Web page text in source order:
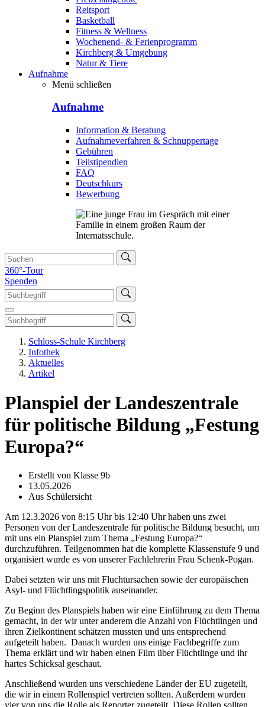
Reitsport
Basketball
Fitness & Wellness
Wochenend- & Ferienprogramm
Kirchberg & Umgebung
Natur & Tiere
Aufnahme
Menü schließen
Aufnahme
Information & Beratung
Aufnahmeverfahren & Schnuppertage
Gebühren
Teilstipendien
FAQ
Deutschkurs
Bewerbung
360°-Tour
Spenden
Schloss-Schule Kirchberg
Infothek
Aktuelles
Artikel
Planspiel der Landeszentrale
für politische Bildung „Festung
Europa?“
Erstellt von Klasse 9b
13.05.2026
Aus Schülersicht
Am 12.3.2026 von 8:15 Uhr bis 12:40 Uhr haben uns zwei
Personen von der Landeszentrale für politische Bildung besucht, um
mit uns ein Planspiel zum Thema „Festung Europa?“
durchzuführen. Teilgenommen hat die komplette Klassenstufe 9 und
organisiert wurde es von unserer Fachlehrerin Frau Schenk-Pogan.
Dabei setzten wir uns mit Fluchtursachen sowie der europäischen
Asyl- und Flüchtlingspolitik auseinander.
Zu Beginn des Planspiels haben wir eine Einführung zu dem Thema
gemacht, in der wir unter anderem die Anzahl von Flüchtlingen und
ihren Zielkontinent schätzen mussten und uns entsprechend
aufgeteilt haben. Danach wurden uns einige Fachbegriffe zum
Thema erklärt und wir haben einen Film über Flüchtlinge und ihr
hartes Schicksal geschaut.
Anschließend wurden uns verschiedene Länder der EU zugeteilt,
die wir in einem Rollenspiel vertreten sollten. Außerdem wurden
vier von uns die Rolle als Reporter zugeteilt. Diese Rollen sollten